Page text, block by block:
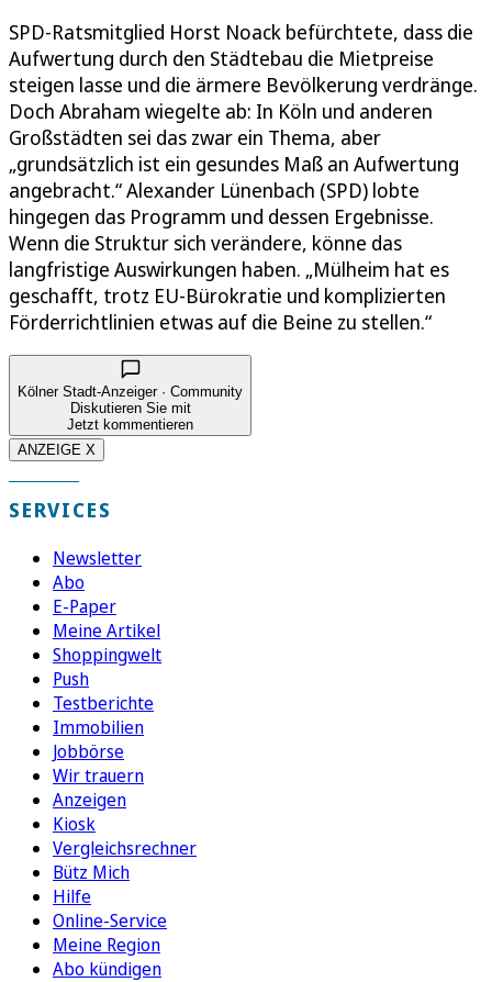
SPD-Ratsmitglied Horst Noack befürchtete, dass die
Aufwertung durch den Städtebau die Mietpreise
steigen lasse und die ärmere Bevölkerung verdränge.
Doch Abraham wiegelte ab: In Köln und anderen
Großstädten sei das zwar ein Thema, aber
„grundsätzlich ist ein gesundes Maß an Aufwertung
angebracht.“ Alexander Lünenbach (SPD) lobte
hingegen das Programm und dessen Ergebnisse.
Wenn die Struktur sich verändere, könne das
langfristige Auswirkungen haben. „Mülheim hat es
geschafft, trotz EU-Bürokratie und komplizierten
Förderrichtlinien etwas auf die Beine zu stellen.“
Kölner Stadt-Anzeiger · Community
Diskutieren Sie mit
Jetzt kommentieren
ANZEIGE X
SERVICES
Newsletter
Abo
E-Paper
Meine Artikel
Shoppingwelt
Push
Testberichte
Immobilien
Jobbörse
Wir trauern
Anzeigen
Kiosk
Vergleichsrechner
Bütz Mich
Hilfe
Online-Service
Meine Region
Abo kündigen